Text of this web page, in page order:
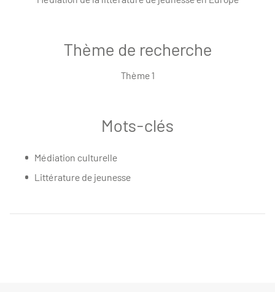
Thème de recherche
Thème 1
Mots-clés
Médiation culturelle
Littérature de jeunesse